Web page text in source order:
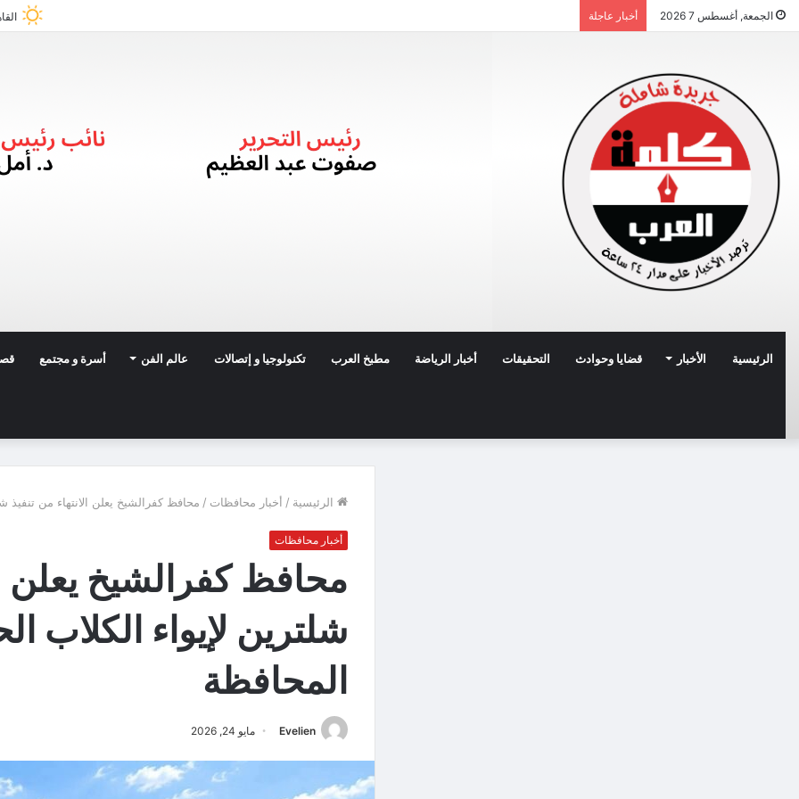
الجمعة, أغسطس 7 2026 أخبار عاجلة
الرئيسية الأخبار قضايا وحوادث التحقيقات أخبار الرياضة مطبخ العرب تكنولوجيا و إتصالات عالم الفن أسرة و مجتمع
الرئيسية / أخبار محافظات / محافظ كفرالشيخ يعلن الانتهاء من تنفيذ
أخبار محافظات
محافظ كفرالشيخ يعلن
شلترين لإيواء الكلاب
المحافظة
Evelien مايو 24, 2026